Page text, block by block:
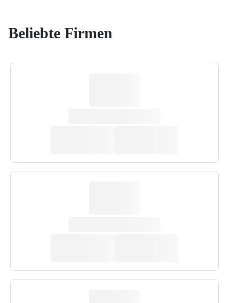
Beliebte Firmen